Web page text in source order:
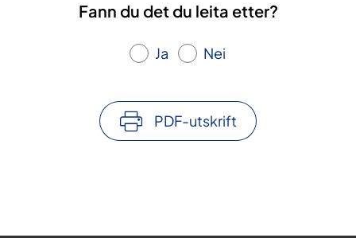
Fann du det du leita etter?
Ja Nei
PDF-utskrift